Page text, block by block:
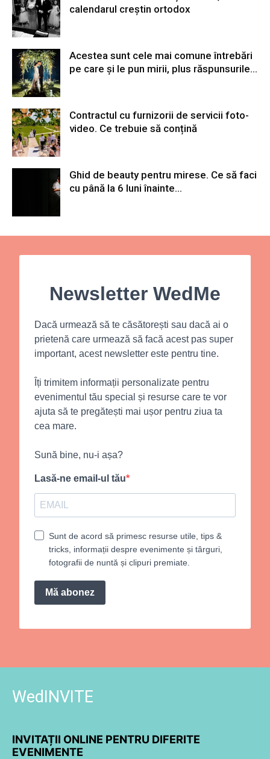
calendarul creștin ortodox
Acestea sunt cele mai comune întrebări
pe care și le pun mirii, plus răspunsurile...
Contractul cu furnizorii de servicii foto-
video. Ce trebuie să conțină
Ghid de beauty pentru mirese. Ce să faci
cu până la 6 luni înainte...
Newsletter WedMe
Dacă urmează să te căsătorești sau dacă ai o
prietenă care urmează să facă acest pas super
important, acest newsletter este pentru tine.
Îți trimitem informații personalizate pentru
evenimentul tău special și resurse care te vor
ajuta să te pregătești mai ușor pentru ziua ta
cea mare.
Sună bine, nu-i așa?
Lasă-ne email-ul tău
Sunt de acord să primesc resurse utile, tips &
tricks, informații despre evenimente și târguri,
fotografii de nuntă și clipuri premiate.
Mă abonez
WedINVITE
INVITAȚII ONLINE PENTRU DIFERITE
EVENIMENTE